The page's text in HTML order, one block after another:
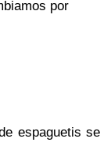
por
espaguetis se